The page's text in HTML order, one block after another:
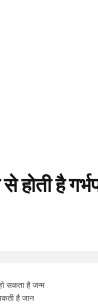
है
सकता है जन्म
है जान